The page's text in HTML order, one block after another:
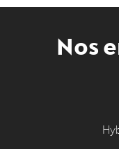
Nos